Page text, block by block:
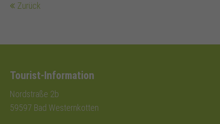
Zurück
Tourist-Information
Nordstraße 2b
59597 Bad Westernkotten